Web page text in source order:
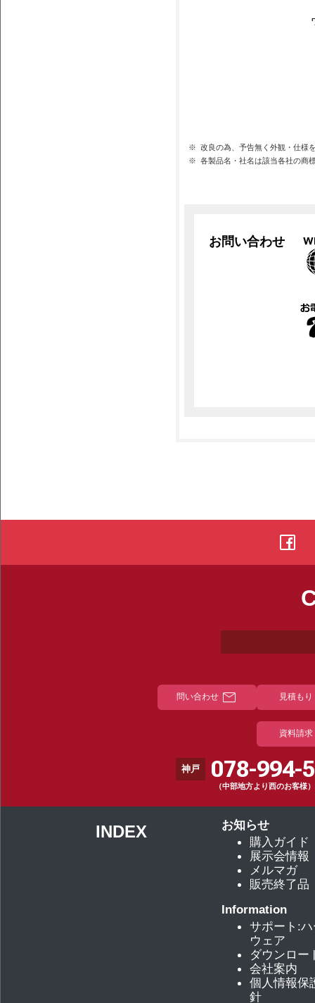
※ 改良の為、予告無く外観・仕様
※ 各製品名・社名は該当各社の商
お問い合わせ
問い合わせ mail 見積もり
資料請求
神戸 078-994-
（中部地方より西のお客様）
INDEX
お知らせ
購入ガイド
展示会情報
メルマガ
販売終了品
Information
サポート:
ウェア
ダウンロー
会社案内
個人情報保
針